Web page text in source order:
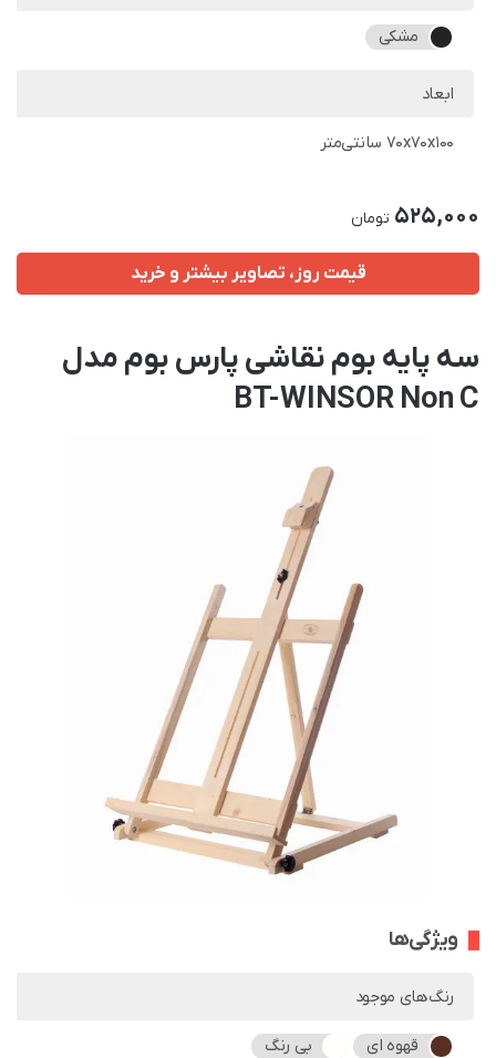
مشکی
ابعاد
70x70x100 سانتی‌متر
525,000 تومان
قیمت روز، تصاویر بیشتر و خرید
سه پایه بوم نقاشی پارس بوم مدل
BT-WINSOR Non C
ویژگی‌ها
رنگ‌های موجود
قهوه ای بی رنگ